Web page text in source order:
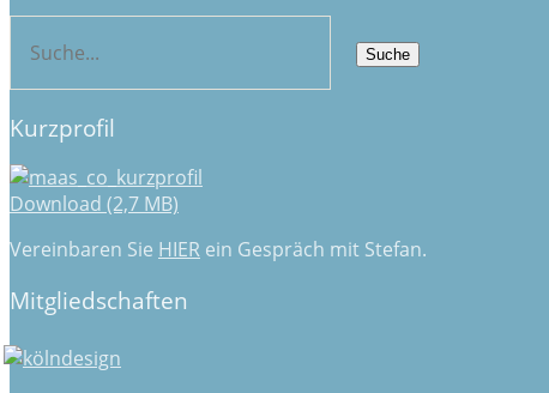
Kurzprofil
Download (2,7 MB)
Vereinbaren Sie HIER ein Gespräch mit Stefan.
Mitgliedschaften